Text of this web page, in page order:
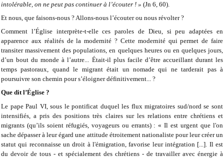
intolérable, on ne peut pas continuer à l’écouter ! » (Jn 6, 60).
Et nous, que faisons-nous ? Allons-nous l’écouter ou nous révolter ?
Comment l’Église interprète-t-elle ces paroles de Dieu, si peu adaptées en
apparence aux réalités de la modernité ? Cette modernité qui permet de faire
transiter massivement des populations, en quelques heures ou en quelques jours,
d’un bout du monde à l’autre... Était-il plus facile d’être accueillant durant les
temps pastoraux, quand le migrant était un nomade qui ne tarderait pas à
poursuivre son chemin pour s’éloigner définitivement... ?
Que dit l’Église ?
Le pape Paul VI, sous le pontificat duquel les flux migratoires sud/nord se sont
intensifiés, a pris des positions très claires sur les relations entre chrétiens et
migrants (qu’ils soient réfugiés, voyageurs ou errants) : « Il est urgent que l'on
sache dépasser à leur égard une attitude étroitement nationaliste pour leur créer un
statut qui reconnaisse un droit à l'émigration, favorise leur intégration [...]. Il est
du devoir de tous - et spécialement des chrétiens - de travailler avec énergie à